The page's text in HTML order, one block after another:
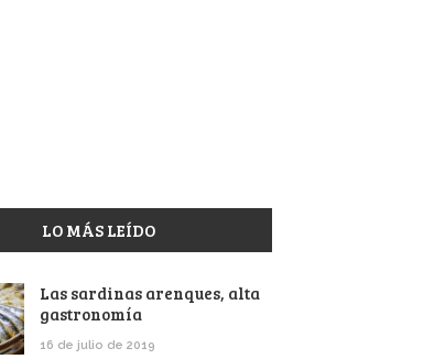
LO MÁS LEÍDO
Las sardinas arenques, alta
gastronomía
16 de julio de 2019